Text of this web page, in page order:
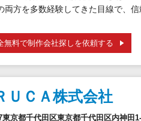
両方を多数経験してきた目線で、
無料で制作会社探しを依頼する
ＵＣＡ株式会社
東京都千代田区東京都千代田区内神田